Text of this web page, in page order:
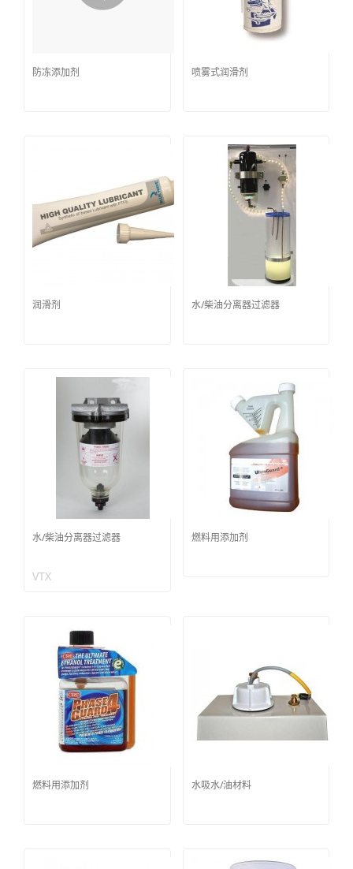
防冻添加剂 喷雾式润滑剂
润滑剂 水/柴油分离器过滤器
水/柴油分离器过滤器
VTX
燃料用添加剂
燃料用添加剂 水吸水/油材料